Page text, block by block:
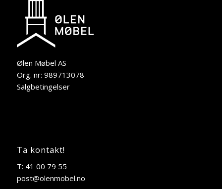
Ølen Møbel AS
Org. nr: 989713078
Salgbetingelser
Ta kontakt!
T: 41 00 79 55
post@olenmobel.no